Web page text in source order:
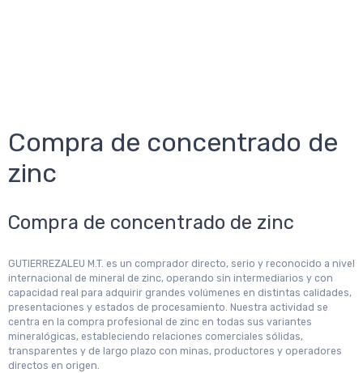
Compra de concentrado de
zinc
Compra de concentrado de zinc
GUTIERREZALEU M.T. es un comprador directo, serio y reconocido a nivel
internacional de mineral de zinc, operando sin intermediarios y con
capacidad real para adquirir grandes volúmenes en distintas calidades,
presentaciones y estados de procesamiento. Nuestra actividad se
centra en la compra profesional de zinc en todas sus variantes
mineralógicas, estableciendo relaciones comerciales sólidas,
transparentes y de largo plazo con minas, productores y operadores
directos en origen.